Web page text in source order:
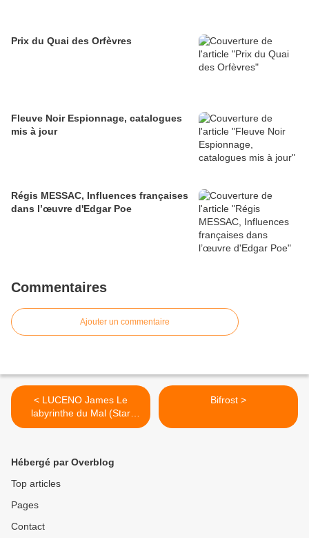
Prix du Quai des Orfèvres
Fleuve Noir Espionnage, catalogues
mis à jour
Régis MESSAC, Influences françaises
dans l’œuvre d'Edgar Poe
Commentaires
Ajouter un commentaire
< LUCENO James Le
labyrinthe du Mal (Star
Wars)
Bifrost >
Hébergé par Overblog
Top articles
Pages
Contact